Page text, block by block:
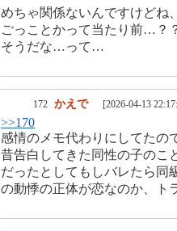
めちゃ関係ないんですけどね
ごっことかって当たり前…？
そうだな…って…
172 かえで [2026-04-13
>>170
感情のメモ代わりにしてた
昔告白してきた同性の子のこ
だったとしてもしバレたら
の動悸の正体が恋なのか、ト